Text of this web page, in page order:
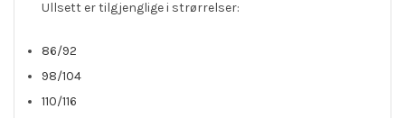
Ullsett er tilgjenglige i strørrelser:
86/92
98/104
110/116